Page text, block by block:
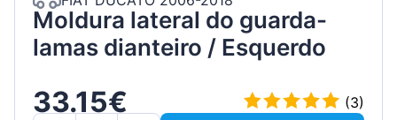
Moldura lateral do guarda-
lamas dianteiro / Esquerdo
33.15€
(3)